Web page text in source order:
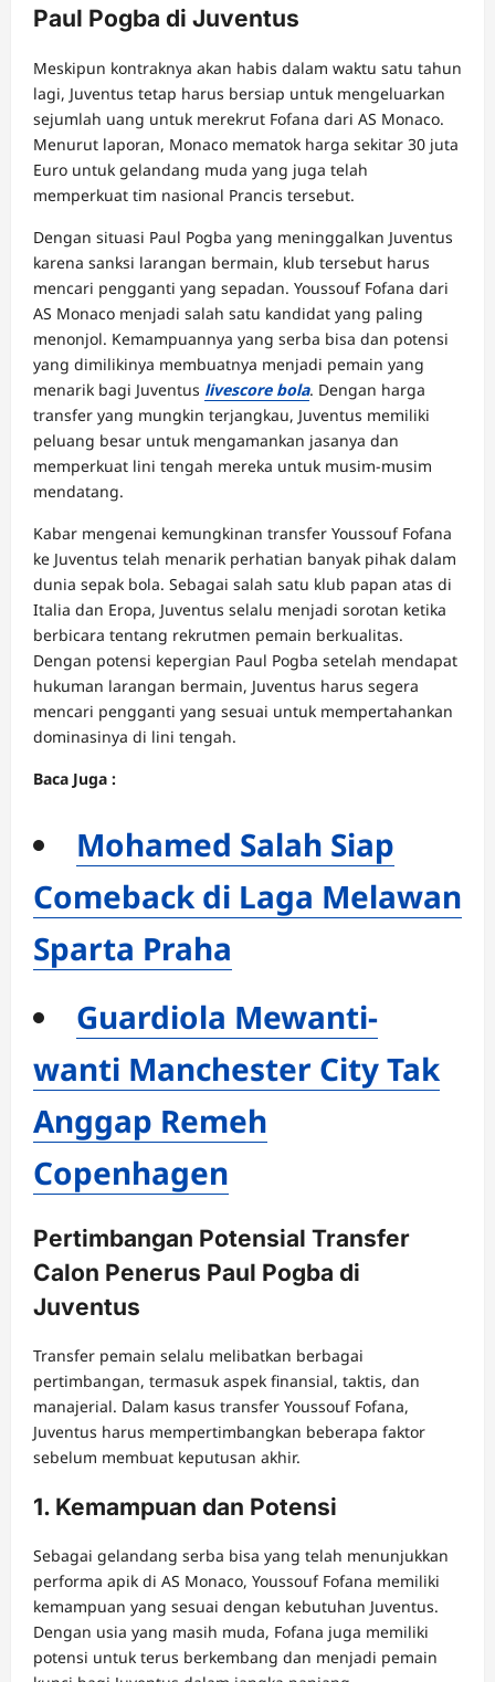
Paul Pogba di Juventus
Meskipun kontraknya akan habis dalam waktu satu tahun
lagi, Juventus tetap harus bersiap untuk mengeluarkan
sejumlah uang untuk merekrut Fofana dari AS Monaco.
Menurut laporan, Monaco mematok harga sekitar 30 juta
Euro untuk gelandang muda yang juga telah
memperkuat tim nasional Prancis tersebut.
Dengan situasi Paul Pogba yang meninggalkan Juventus
karena sanksi larangan bermain, klub tersebut harus
mencari pengganti yang sepadan. Youssouf Fofana dari
AS Monaco menjadi salah satu kandidat yang paling
menonjol. Kemampuannya yang serba bisa dan potensi
yang dimilikinya membuatnya menjadi pemain yang
menarik bagi Juventus livescore bola. Dengan harga
transfer yang mungkin terjangkau, Juventus memiliki
peluang besar untuk mengamankan jasanya dan
memperkuat lini tengah mereka untuk musim-musim
mendatang.
Kabar mengenai kemungkinan transfer Youssouf Fofana
ke Juventus telah menarik perhatian banyak pihak dalam
dunia sepak bola. Sebagai salah satu klub papan atas di
Italia dan Eropa, Juventus selalu menjadi sorotan ketika
berbicara tentang rekrutmen pemain berkualitas.
Dengan potensi kepergian Paul Pogba setelah mendapat
hukuman larangan bermain, Juventus harus segera
mencari pengganti yang sesuai untuk mempertahankan
dominasinya di lini tengah.
Baca Juga :
Mohamed Salah Siap
Comeback di Laga Melawan
Sparta Praha
Guardiola Mewanti-
wanti Manchester City Tak
Anggap Remeh
Copenhagen
Pertimbangan Potensial Transfer
Calon Penerus Paul Pogba di
Juventus
Transfer pemain selalu melibatkan berbagai
pertimbangan, termasuk aspek finansial, taktis, dan
manajerial. Dalam kasus transfer Youssouf Fofana,
Juventus harus mempertimbangkan beberapa faktor
sebelum membuat keputusan akhir.
1. Kemampuan dan Potensi
Sebagai gelandang serba bisa yang telah menunjukkan
performa apik di AS Monaco, Youssouf Fofana memiliki
kemampuan yang sesuai dengan kebutuhan Juventus.
Dengan usia yang masih muda, Fofana juga memiliki
potensi untuk terus berkembang dan menjadi pemain